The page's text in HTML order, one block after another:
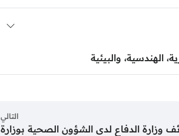
الهندسية، والبيئية
التالي
وزارة الدفاع لدى الشؤون الصحية بوزارة